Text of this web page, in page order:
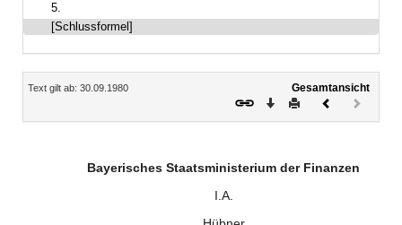
5.
[Schlussformel]
Inhalt
Text gilt ab: 30.09.1980
Gesamtansicht
Download
DruckenVorheriges
Bayerisches Staatsministerium der Finanzen
I.A.